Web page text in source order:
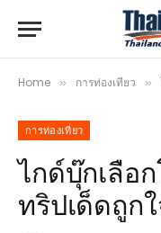
Home » การท่องเที่ยว »
การท่องเที่ยว
ไกด์บุ๊กเลือ
ทริปเด็ดถูก